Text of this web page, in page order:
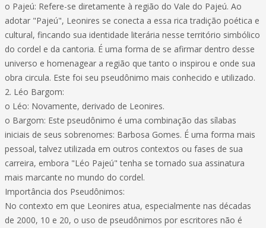
o Pajeú: Refere-se diretamente à região do Vale do Pajeú. Ao
adotar "Pajeú", Leonires se conecta a essa rica tradição poética e
cultural, fincando sua identidade literária nesse território simbólico
do cordel e da cantoria. É uma forma de se afirmar dentro desse
universo e homenagear a região que tanto o inspirou e onde sua
obra circula. Este foi seu pseudônimo mais conhecido e utilizado.
2. Léo Bargom:
o Léo: Novamente, derivado de Leonires.
o Bargom: Este pseudônimo é uma combinação das sílabas
iniciais de seus sobrenomes: Barbosa Gomes. É uma forma mais
pessoal, talvez utilizada em outros contextos ou fases de sua
carreira, embora "Léo Pajeú" tenha se tornado sua assinatura
mais marcante no mundo do cordel.
Importância dos Pseudônimos:
No contexto em que Leonires atua, especialmente nas décadas
de 2000, 10 e 20, o uso de pseudônimos por escritores não é